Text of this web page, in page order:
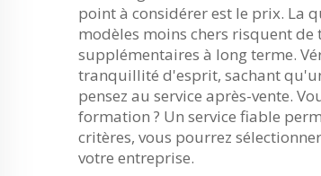
point à considérer est le prix. La
modèles moins chers risquent
supplémentaires à long terme.
tranquillité d'esprit, sachant
pensez au service après-vente.
formation ? Un service fiable
critères, vous pourrez
votre entreprise.